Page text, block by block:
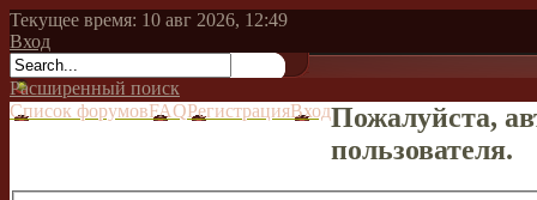
Текущее время: 10 авг 2026, 12:49
Вход
Расширенный поиск
Список форумовFAQРегистрацияВходПожалуйста,
пользователя.